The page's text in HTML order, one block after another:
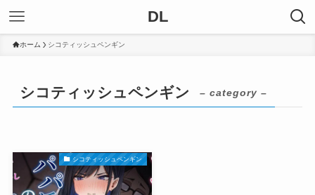
DL
ホーム シコティッシュペンギン
シコティッシュペンギン – category –
シコティッシュペンギン